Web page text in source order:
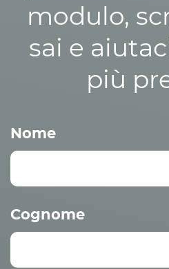
modulo,
sai e
più
Nome
Cognome